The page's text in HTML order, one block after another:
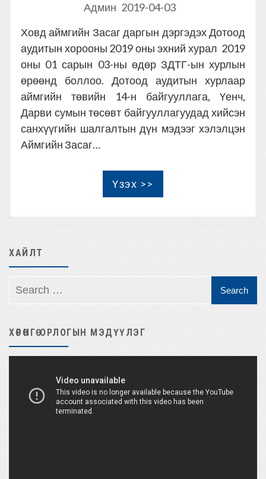
Админ 2019-04-03
Ховд аймгийн Засаг даргын дэргэдэх Дотоод
аудитын хорооны 2019 оны эхний хурал 2019
оны 01 сарын 03-ны өдөр ЗДТГ-ын хурлын
өрөөнд боллоо. Дотоод аудитын хурлаар
аймгийн төвийн 14-н байгууллага, Үенч,
Дарви сумын төсөвт байгууллагуудад хийсэн
санхүүгийн шалгалтын дүн мэдээг хэлэлцэн
Аймгийн Засаг…
Үзэх >>
ХАЙЛТ
ХӨРӨНГӨ ОРЛОГЫН МЭДҮҮЛЭГ